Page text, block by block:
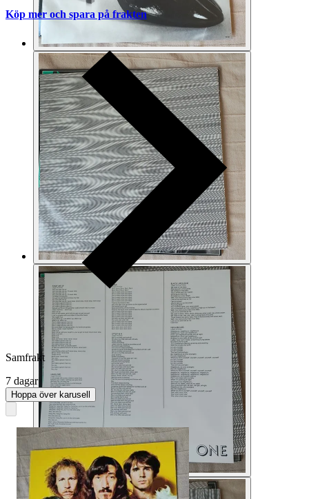
Köp mer och spara på frakten
Samfrakt
7 dagar
Hoppa över karusell